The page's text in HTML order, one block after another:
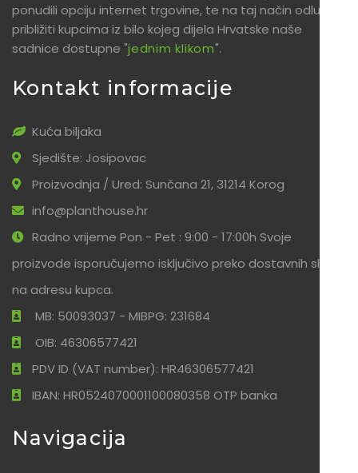
ponudili opciju internet trgovine, te na taj način odlučili
približiti kupcima iz bilo kojeg dijela Hrvatske naše
sadnice dostupne "jednim klikom".
Kontakt informacije
Kuća biljaka
Sjedište: Josipovac
Proizvodnja / Ured: Sunčana 21, 31214 Korog
info@planthouse.hr
Radno vrijeme Pon - Pet : 9:00 - 17:00h Svoje
proizvode isporučujemo isključivo preko dostavnih službi
na adresu kupca.
MB: 50093037 - MIBPG: 231684
OIB: 46306577421
PDV ID (VAT number): HR46306577421
IBAN: HR0524070001100080358 OTP banka
Navigacija